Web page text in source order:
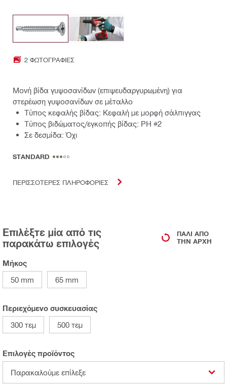
2 ΦΩΤΟΓΡΑΦΊΕΣ
Μονή βίδα γυψοσανίδων (επιψευδαργυρωμένη) για
στερέωση γυψοσανίδων σε μέταλλο
Τύπος κεφαλής βίδας: Κεφαλή με μορφή σάλπιγγας
Τύπος βιδώματος/εγκοπής βίδας: PH #2
Σε δεσμίδα: Όχι
STANDARD
ΠΕΡΙΣΣΟΤΕΡΕΣ ΠΛΗΡΟΦΟΡΙΕΣ
Επιλέξτε μία από τις
παρακάτω επιλογές
ΠΆΛΙ ΑΠΌ
ΤΗΝ ΑΡΧΉ
Μήκος
50 mm
65 mm
Περιεχόμενο συσκευασίας
300 τεμ
500 τεμ
Επιλογές προϊόντος
Παρακαλούμε επίλεξε